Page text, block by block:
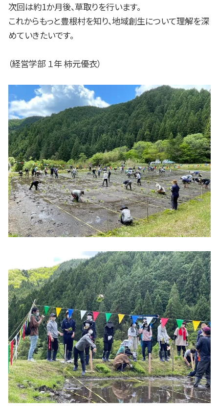
次回は約1か月後、草取りを行います。
これからもっと豊根村を知り、地域創生について理解を深
めていきたいです。
（経営学部 １年 柿元優衣）